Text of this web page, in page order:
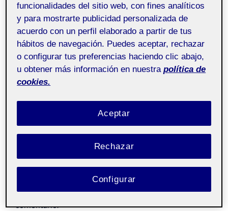
miguel_ramos_reto4_ok
Deja una respuesta
Lo siento, debes estarconectadopara publicar un
comentario.
funcionalidades del sitio web, con fines analíticos
y para mostrarte publicidad personalizada de
acuerdo con un perfil elaborado a partir de tus
hábitos de navegación. Puedes aceptar, rechazar
o configurar tus preferencias haciendo clic abajo,
u obtener más información en nuestra política de
cookies.
Rechazar
Aceptar
Configurar